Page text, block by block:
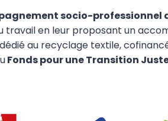
socio-professionnel
en leur proposant un
au recyclage textile,
Fonds pour une Transition